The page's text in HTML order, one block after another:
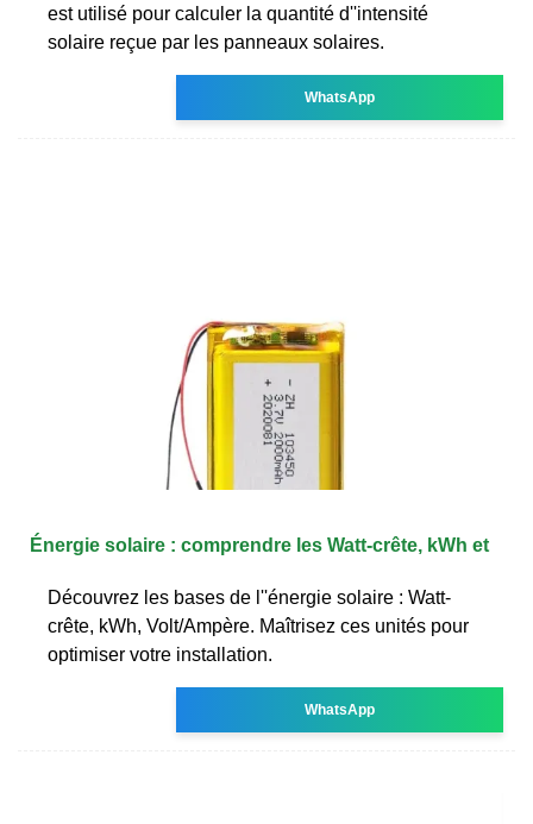
est utilisé pour calculer la quantité d''intensité
solaire reçue par les panneaux solaires.
WhatsApp
Énergie solaire : comprendre les Watt-crête, kWh et
Découvrez les bases de l''énergie solaire : Watt-
crête, kWh, Volt/Ampère. Maîtrisez ces unités pour
optimiser votre installation.
WhatsApp